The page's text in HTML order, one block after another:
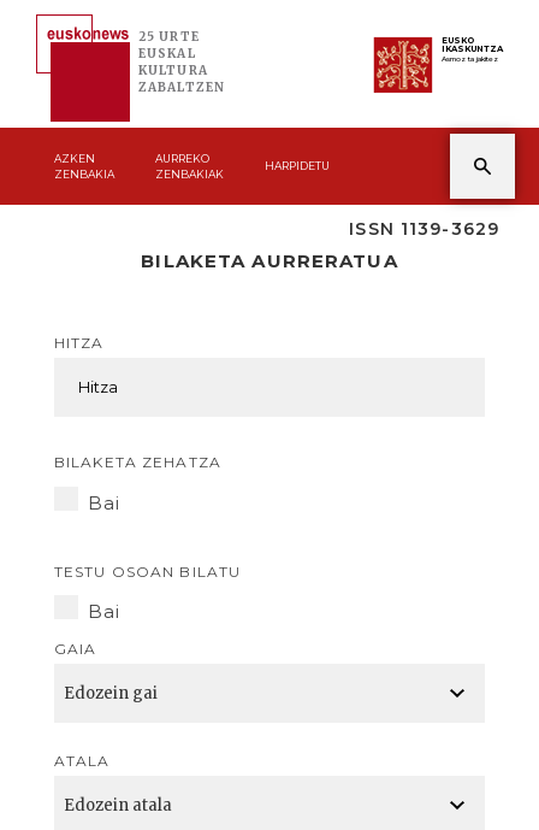
25 URTE
EUSKAL
KULTURA
ZABALTZEN
EUSKO
IKASKUNTZA
Asmoz ta jakitez
AZKEN
ZENBAKIA
AURREKO
ZENBAKIAK
HARPIDETU
ISSN 1139-3629
BILAKETA AURRERATUA
HITZA
BILAKETA ZEHATZA
Bai
TESTU OSOAN BILATU
Bai
GAIA
ATALA